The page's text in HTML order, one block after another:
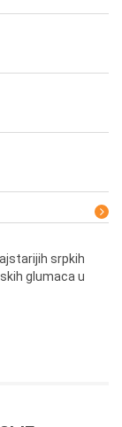
srpkih
glumaca u